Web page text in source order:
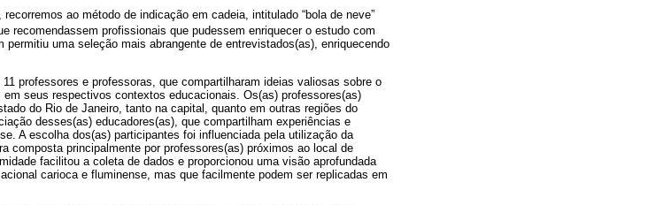
ao método de indicação em cadeia, intitulado “bola de neve”
recomendassem profissionais que pudessem enriquecer o estudo com
uma seleção mais abrangente de entrevistados(as), enriquecendo
professores e professoras, que compartilharam ideias valiosas sobre o
seus respectivos contextos educacionais. Os(as) professores(as)
do Rio de Janeiro, tanto na capital, quanto em outras regiões do
desses(as) educadores(as), que compartilham experiências e
A escolha dos(as) participantes foi influenciada pela utilização da
composta principalmente por professores(as) próximos ao local de
facilitou a coleta de dados e proporcionou uma visão aprofundada
carioca e fluminense, mas que facilmente podem ser replicadas em